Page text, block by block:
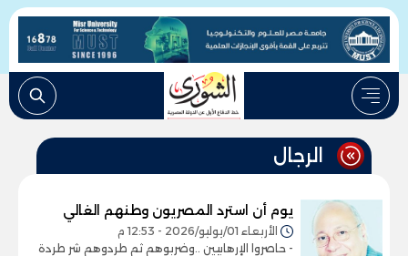
الرجال
يوم أن استرد المصريون وطنهم الغالي
الأربعاء 01/يوليو/2026 - 12:53 م
- حاصروا الإرهابيين ..وضربوهم ثم طردوهم شر طردة